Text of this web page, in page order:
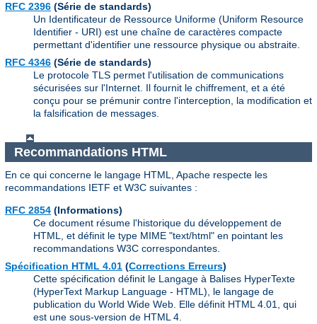
RFC 2396 (Série de standards)
Un Identificateur de Ressource Uniforme (Uniform Resource
Identifier - URI) est une chaîne de caractères compacte
permettant d'identifier une ressource physique ou abstraite.
RFC 4346 (Série de standards)
Le protocole TLS permet l'utilisation de communications
sécurisées sur l'Internet. Il fournit le chiffrement, et a été
conçu pour se prémunir contre l'interception, la modification et
la falsification de messages.
Recommandations HTML
En ce qui concerne le langage HTML, Apache respecte les
recommandations IETF et W3C suivantes :
RFC 2854 (Informations)
Ce document résume l'historique du développement de
HTML, et définit le type MIME "text/html" en pointant les
recommandations W3C correspondantes.
Spécification HTML 4.01 (Corrections Erreurs)
Cette spécification définit le Langage à Balises HyperTexte
(HyperText Markup Language - HTML), le langage de
publication du World Wide Web. Elle définit HTML 4.01, qui
est une sous-version de HTML 4.